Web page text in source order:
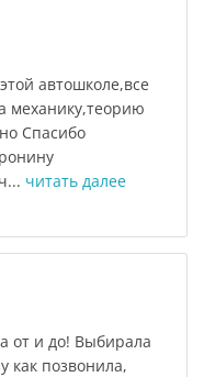
автошколе,все
механику,теорию
Спасибо
читать далее
от и до! Выбирала
как позвонила,